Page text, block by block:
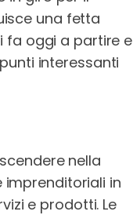
una fetta
fa oggi a partire e
interessanti
nella
imprenditoriali in
e prodotti. Le